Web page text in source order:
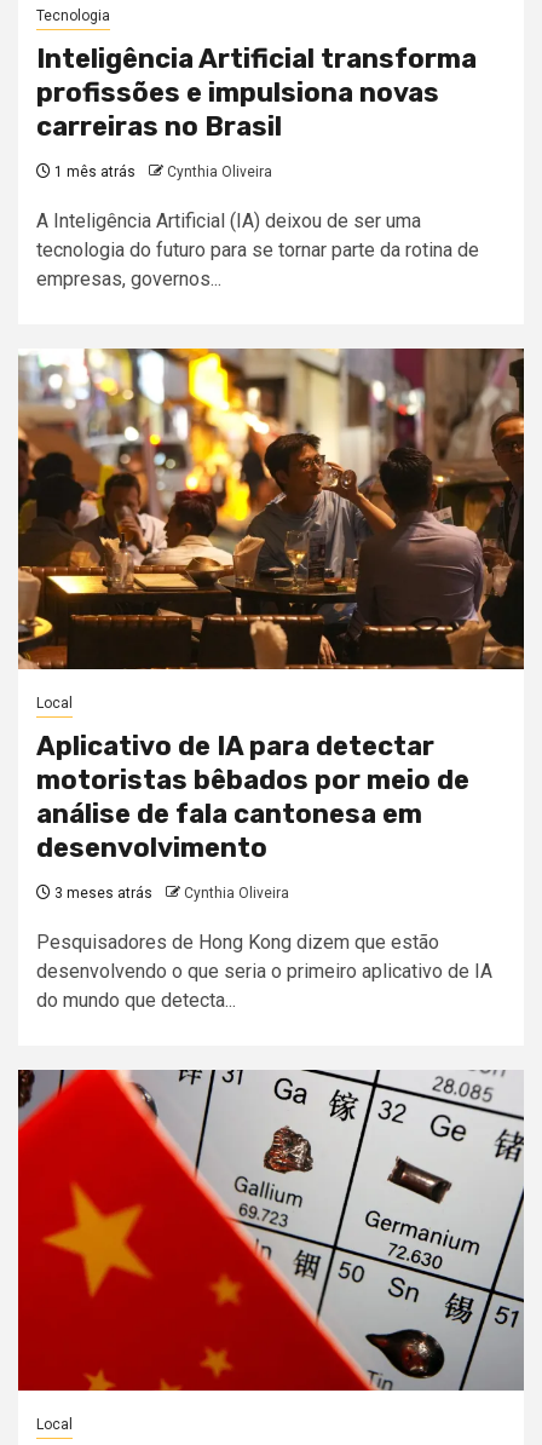
Tecnologia
Inteligência Artificial transforma
profissões e impulsiona novas
carreiras no Brasil
1 mês atrás Cynthia Oliveira
A Inteligência Artificial (IA) deixou de ser uma
tecnologia do futuro para se tornar parte da rotina de
empresas, governos...
Local
Aplicativo de IA para detectar
motoristas bêbados por meio de
análise de fala cantonesa em
desenvolvimento
3 meses atrás Cynthia Oliveira
Pesquisadores de Hong Kong dizem que estão
desenvolvendo o que seria o primeiro aplicativo de IA
do mundo que detecta...
Local